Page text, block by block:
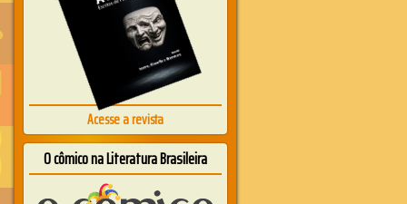
Acesse a revista
O cômico na Literatura Brasileira